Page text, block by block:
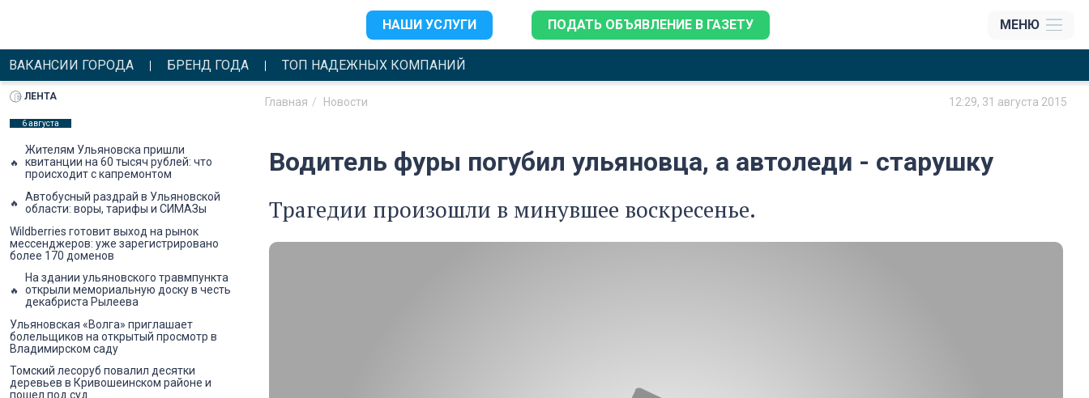
НАШИ УСЛУГИ ПОДАТЬ ОБЪЯВЛЕНИЕ В ГАЗЕТУ МЕНЮ
ВАКАНСИИ ГОРОДА БРЕНД ГОДА ТОП НАДЕЖНЫХ КОМПАНИЙ
Главная Новости 12:29, 31 августа 2015
Водитель фуры погубил ульяновца, а автоледи - старушку
Трагедии произошли в минувшее воскресенье.
ЛЕНТА
6 августа
Жителям Ульяновска пришли
квитанции на 60 тысяч рублей: что
происходит с капремонтом
Автобусный раздрай в Ульяновской
области: воры, тарифы и СИМАЗы
Wildberries готовит выход на рынок
мессенджеров: уже зарегистрировано
более 170 доменов
На здании ульяновского травмпункта
открыли мемориальную доску в честь
декабриста Рылеева
Ульяновская «Волга» приглашает
болельщиков на открытый просмотр в
Владимирском саду
Томский лесоруб повалил десятки
деревьев в Кривошеинском районе и
пошел под суд